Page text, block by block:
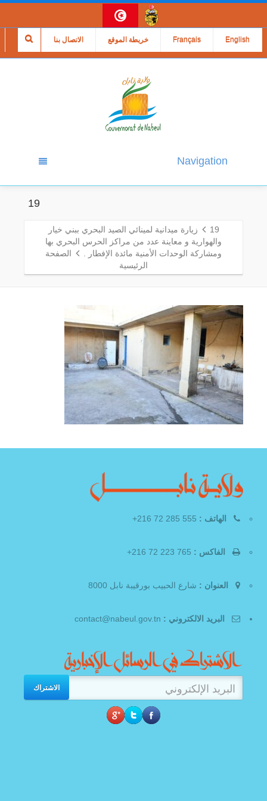
الاتصال بنا خريطة الموقع Français English
Navigation
19
19
زيارة ميدانية لمينائي الصيد البحري ببني خيار
والهوارية و معاينة عدد من مراكز الحرس البحري بها
ومشاركة الوحدات الأمنية مائدة الإفطار .
الصفحة
الرئيسية
الهاتف :
الفاكس :
العنوان : شارع الحبيب بورقيبة نابل 8000
البريد الالكتروني :
الاشتراك